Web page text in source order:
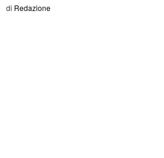
di Redazione